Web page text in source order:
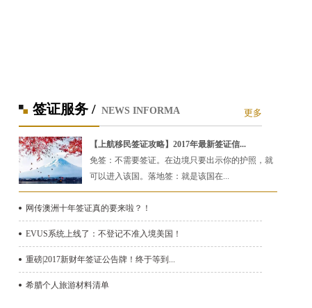
更多
签证服务 / NEWS INFORMA
【上航移民签证攻略】2017年最新签证信...
免签：不需要签证。在边境只要出示你的护照，就
可以进入该国。落地签：就是该国在...
网传澳洲十年签证真的要来啦？！
EVUS系统上线了：不登记不准入境美国！
重磅|2017新财年签证公告牌！终于等到...
希腊个人旅游材料清单